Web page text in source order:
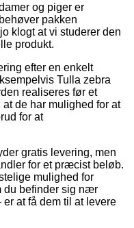
og piger er
pakken
klogt at vi studerer den
produkt.
efter en enkelt
Tulla zebra
realiseres før et
de har mulighed for at
for at
gratis levering, men
for et præcist beløb.
mulighed for
du befinder sig nær
at få dem til at levere